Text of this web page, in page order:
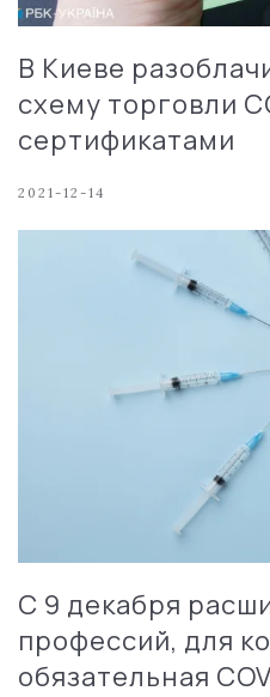
В Киеве
схему торговли
сертификатами
2021-12-14
С 9 декабря
профессий, для
обязательная